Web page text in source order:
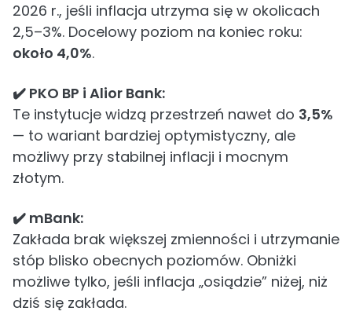
2026 r., jeśli inflacja utrzyma się w okolicach
2,5–3%. Docelowy poziom na koniec roku:
około 4,0%.
✔️ PKO BP i Alior Bank:
Te instytucje widzą przestrzeń nawet do 3,5%
— to wariant bardziej optymistyczny, ale
możliwy przy stabilnej inflacji i mocnym
złotym.
✔️ mBank:
Zakłada brak większej zmienności i utrzymanie
stóp blisko obecnych poziomów. Obniżki
możliwe tylko, jeśli inflacja „osiądzie” niżej, niż
dziś się zakłada.